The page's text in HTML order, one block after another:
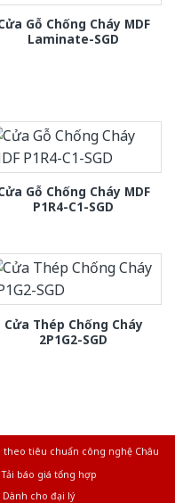
Gỗ Chống Cháy MDF
Laminate-SGD
Gỗ Chống Cháy MDF
P1R4-C1-SGD
Cửa Thép Chống Cháy
2P1G2-SGD
tiêu chuẩn công nghệ Châu
Tải báo giá tổng hợp
Dành cho đại lý